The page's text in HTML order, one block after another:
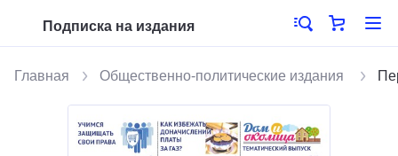
Подписка на издания
Главная Общественно-политические издания